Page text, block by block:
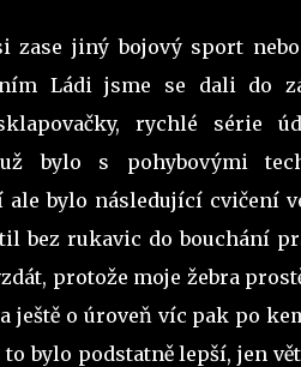
zase jiný bojový sport
Ládi jsme se dali do
rychlé série
bylo s pohybovými
ale bylo následující cvičení
bez rukavic do bouchání
protože moje žebra
ještě o úroveň víc pak po
bylo podstatně lepší, jen